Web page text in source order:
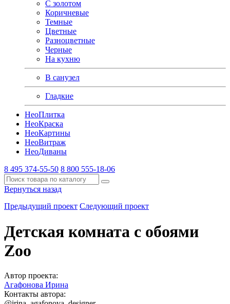
С золотом
Коричневые
Темные
Цветные
Разноцветные
Черные
На кухню
В санузел
Гладкие
НеоПлитка
НеоКраска
НеоКартины
НеоВитраж
НеоДиваны
8 495 374-55-50 8 800 555-18-06
Вернуться назад
Предыдущий проект Следующий проект
Детская комната с обоями
Zoo
Автор проекта:
Агафонова Ирина
Контакты автора: